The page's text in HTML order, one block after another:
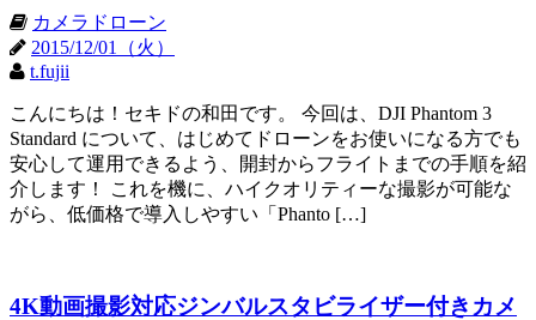
カメラドローン
2015/12/01（火）
t.fujii
こんにちは！セキドの和田です。 今回は、DJI Phantom 3
Standard について、はじめてドローンをお使いになる方でも
安心して運用できるよう、開封からフライトまでの手順を紹
介します！ これを機に、ハイクオリティーな撮影が可能な
がら、低価格で導入しやすい「Phanto […]
4K動画撮影対応ジンバルスタビライザー付きカメ